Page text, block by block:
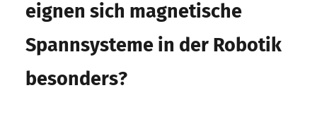
eignen sich magnetische
Spannsysteme in der Robotik
besonders?